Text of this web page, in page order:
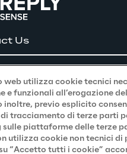
Us
and Legal
Cookie Policy
web utilizza cookie tecnici
e funzionali all’erogazione
inoltre, previo esplicito
tracciamento di terze parti
sulle piattaforme delle terze
utilizza cookie non tecnici di
“Accetto tutti i cookie”